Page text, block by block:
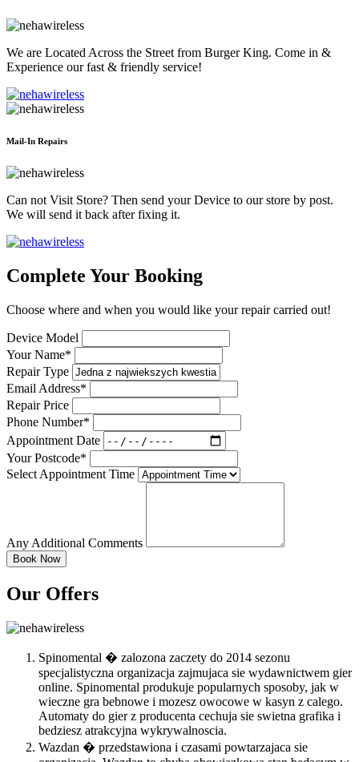
We are Located Across the Street from Burger King. Come in &
Experience our fast & friendly service!
Mail-In Repairs
Can not Visit Store? Then send your Device to our store by post.
We will send it back after fixing it.
Complete Your Booking
Choose where and when you would like your repair carried out!
Device Model
Your Name*
Repair Type
Email Address*
Repair Price
Phone Number*
Appointment Date
Your Postcode*
Select Appointment Time
Any Additional Comments
Our Offers
Spinomental � zalozona zaczety do 2014 sezonu
specjalistyczna organizacja zajmujaca sie wydawnictwem gier
online. Spinomental produkuje popularnych sposoby, jak w
wieczne gra bebnowe i mozesz owocowe w kasyn z calego.
Automaty do gier z producenta cechuja sie swietna grafika i
bedziesz atrakcyjna wykrywalnoscia.
Wazdan � przedstawiona i czasami powtarzajaca sie